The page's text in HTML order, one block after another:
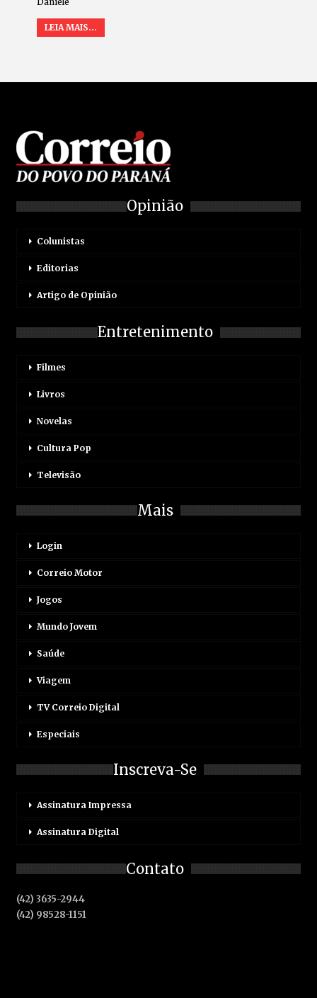
LEIA MAIS...
Opinião
Colunistas
Editorias
Artigo de Opinião
Entretenimento
Filmes
Livros
Novelas
Cultura Pop
Televisão
Mais
Login
Correio Motor
Jogos
Mundo Jovem
Saúde
Viagem
TV Correio Digital
Especiais
Inscreva-Se
Assinatura Impressa
Assinatura Digital
Contato
(42) 3635-2944
(42) 98528-1151